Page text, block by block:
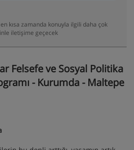
kısa zamanda konuyla ilgili daha çok
iletişime geçecek
Felsefe ve Sosyal Politika
- Kurumda - Maltepe